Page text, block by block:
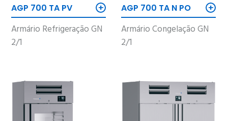
AGP 700 TA PV +
Armário Refrigeração GN
2/1
AGP 700 TA N PO +
Armário Congelação GN
2/1